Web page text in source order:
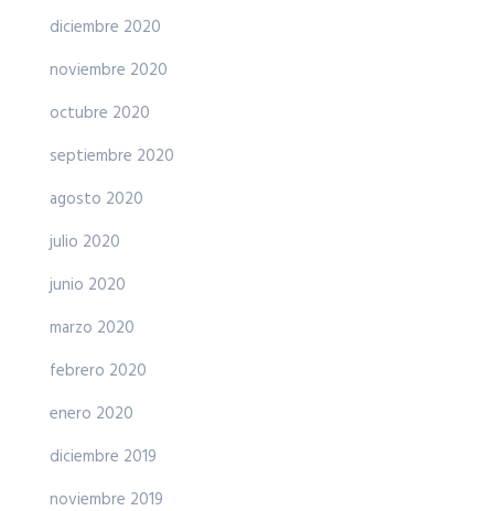
diciembre 2020
noviembre 2020
octubre 2020
septiembre 2020
agosto 2020
julio 2020
junio 2020
marzo 2020
febrero 2020
enero 2020
diciembre 2019
noviembre 2019